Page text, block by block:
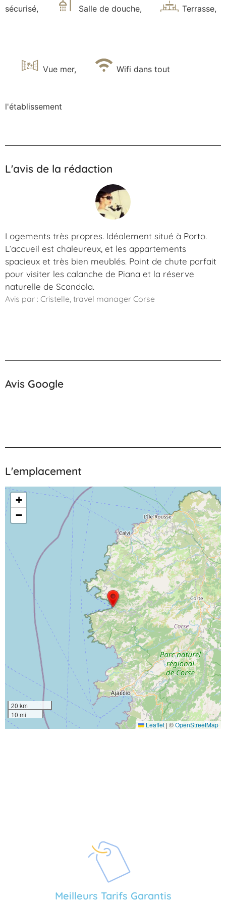
sécurisé, Salle de douche, Terrasse,
Vue mer, Wifi dans tout
l'établissement
L'avis de la rédaction
Logements très propres. Idéalement situé à Porto.
L’accueil est chaleureux, et les appartements
spacieux et très bien meublés. Point de chute parfait
pour visiter les calanche de Piana et la réserve
naturelle de Scandola.
Avis par : Cristelle, travel manager Corse
Avis Google
L'emplacement
+
−
20 km
10 mi
Leaflet | ©OpenStreetMap
Meilleurs Tarifs Garantis